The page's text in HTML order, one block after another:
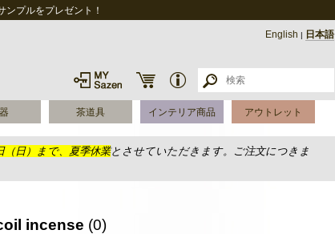
ンプルをプレゼント！
English | 日本語
茶道具 インテリア商品 アウトレット
（日）まで、夏季休業とさせていただきます。ご注文につきま
incense (0)